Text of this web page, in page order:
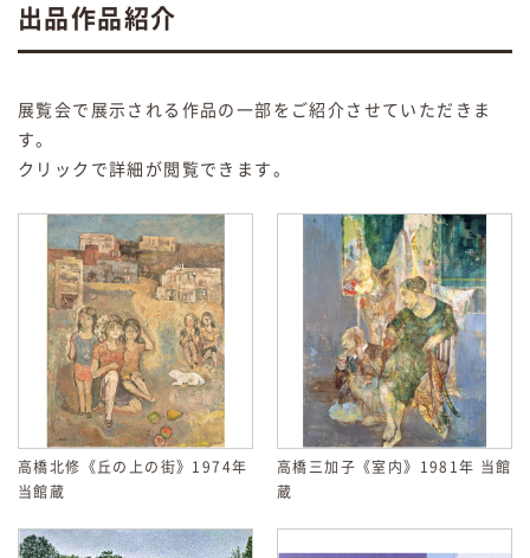
出品作品紹介
展覧会で展示される作品の一部をご紹介させていただきま
す。
クリックで詳細が閲覧できます。
高橋北修《丘の上の街》1974年
当館蔵
高橋三加子《室内》1981年 当館
蔵